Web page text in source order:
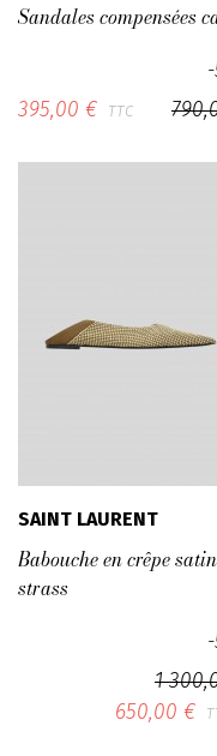
Sandales compensées
395,00 € TTC
SAINT LAURENT
Babouche en crêpe
strass
1
650,00 €